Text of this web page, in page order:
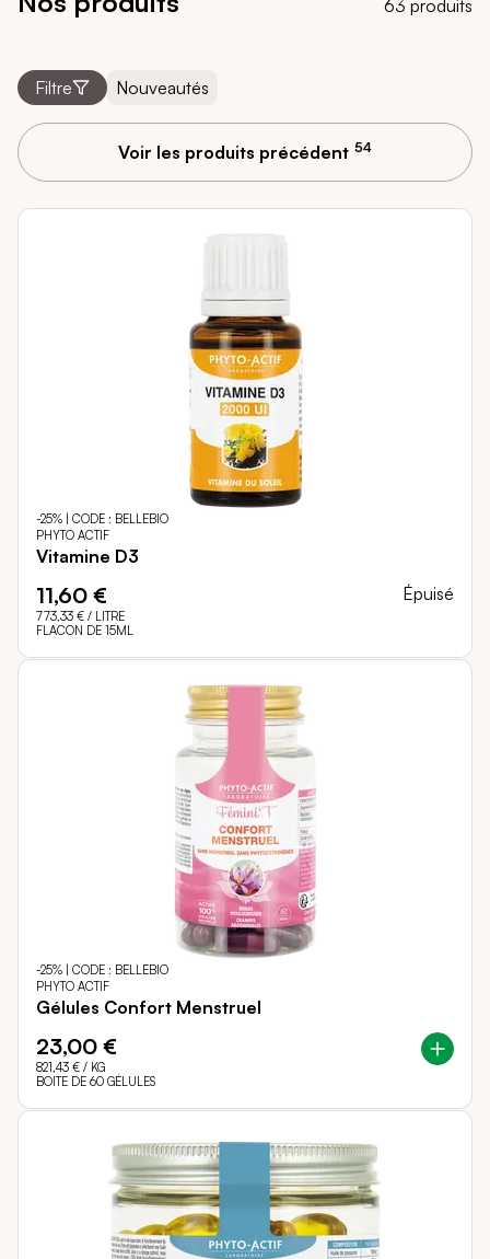
63 produits
Filtre Nouveautés
Voir les produits précédent 54
-25% | CODE : BELLEBIO
PHYTO ACTIF
Vitamine D3
11,60 €
773,33 € / LITRE
FLACON DE 15ML
Épuisé
-25% | CODE : BELLEBIO
PHYTO ACTIF
Gélules Confort Menstruel
23,00 €
821,43 € / KG
BOITE DE 60 GÉLULES